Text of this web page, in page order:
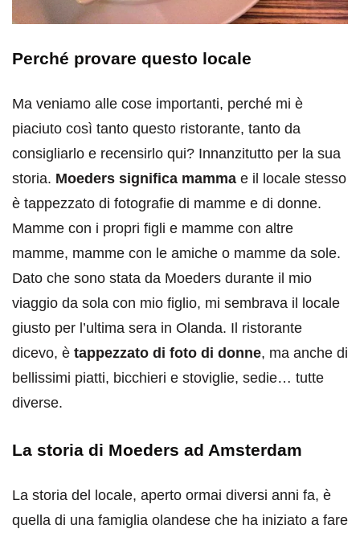
Perché provare questo locale
Ma veniamo alle cose importanti, perché mi è
piaciuto così tanto questo ristorante, tanto da
consigliarlo e recensirlo qui? Innanzitutto per la sua
storia. Moeders significa mamma e il locale stesso
è tappezzato di fotografie di mamme e di donne.
Mamme con i propri figli e mamme con altre
mamme, mamme con le amiche o mamme da sole.
Dato che sono stata da Moeders durante il mio
viaggio da sola con mio figlio, mi sembrava il locale
giusto per l’ultima sera in Olanda. Il ristorante
dicevo, è tappezzato di foto di donne, ma anche di
bellissimi piatti, bicchieri e stoviglie, sedie… tutte
diverse.
La storia di Moeders ad Amsterdam
La storia del locale, aperto ormai diversi anni fa, è
quella di una famiglia olandese che ha iniziato a fare